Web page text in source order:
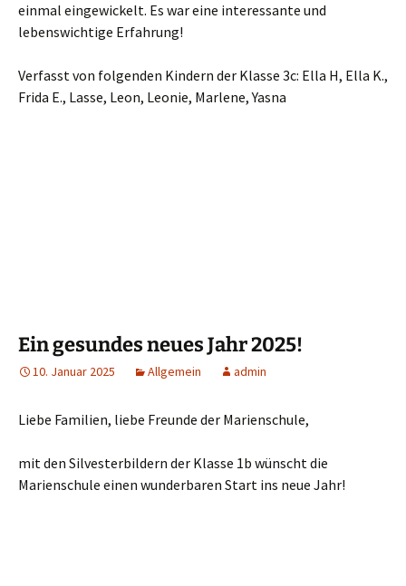
einmal eingewickelt. Es war eine interessante und
lebenswichtige Erfahrung!
Verfasst von folgenden Kindern der Klasse 3c: Ella H, Ella K.,
Frida E., Lasse, Leon, Leonie, Marlene, Yasna
Ein gesundes neues Jahr 2025!
10. Januar 2025 Allgemein admin
Liebe Familien, liebe Freunde der Marienschule,
mit den Silvesterbildern der Klasse 1b wünscht die
Marienschule einen wunderbaren Start ins neue Jahr!